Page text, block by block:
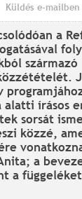
Küldés e-mailben
a
származó
alatti írásos
sorsát
közzé,
a
a